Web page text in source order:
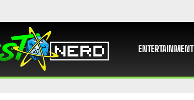
ENTERTAINMENT